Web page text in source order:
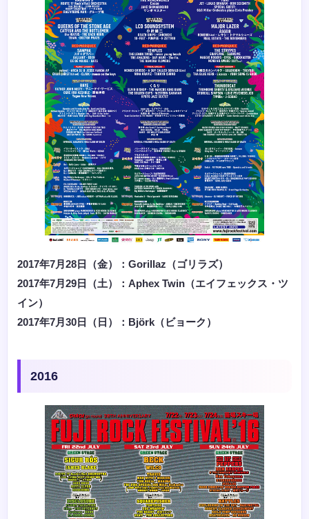
2017年7月28日（金）：Gorillaz（ゴリラズ）
2017年7月29日（土）：Aphex Twin（エイフェックス・ツ
イン）
2017年7月30日（日）：Björk（ビョーク）
2016